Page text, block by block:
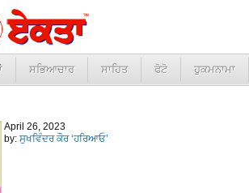
ਸਭਿਆਚਾਰ ਸਾਹਿਤ ਫੋਟੋ ਹੁਕਮਨਾਮਾ
April 26, 2023
by: ਸੁਖਵਿੰਦਰ ਕੌਰ ‘ਹਰਿਆਓ’